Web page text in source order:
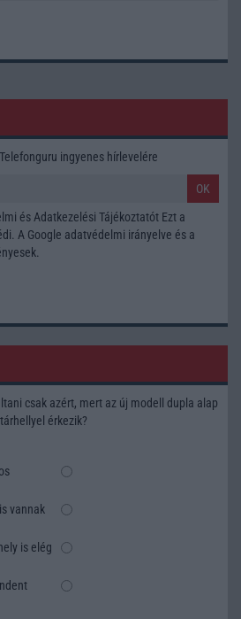
ingyenes hírlevelére
OK
és Adatkezelési Tájékoztatót Ezt a
A Google adatvédelmi irányelve és a
csak azért, mert az új modell dupla alap
tárhellyel érkezik?
vannak
is elég